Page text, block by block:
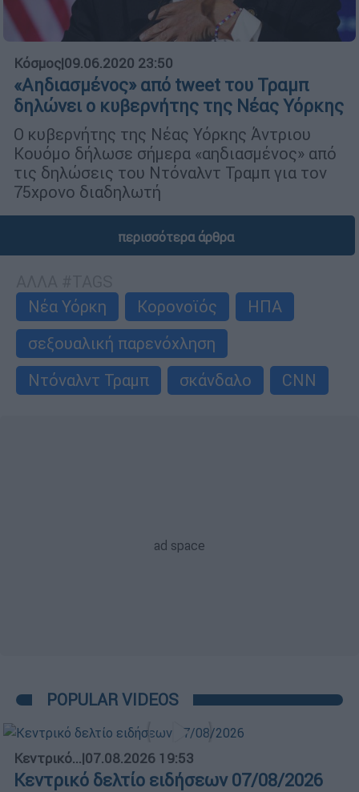
Κόσμος|09.06.2020 23:50
«Αηδιασμένος» από tweet του Τραμπ
δηλώνει ο κυβερνήτης της Νέας Υόρκης
Ο κυβερνήτης της Νέας Υόρκης Άντριου
Κουόμο δήλωσε σήμερα «αηδιασμένος» από
τις δηλώσεις του Ντόναλντ Τραμπ για τον
75χρονο διαδηλωτή
περισσότερα άρθρα
Νέα Υόρκη
Κορονοϊός
ΗΠΑ
σεξουαλική παρενόχληση
Ντόναλντ Τραμπ
σκάνδαλο CNN
POPULAR VIDEOS
Κεντρικό...|07.08.2026 19:53
Κεντρικό δελτίο ειδήσεων 07/08/2026